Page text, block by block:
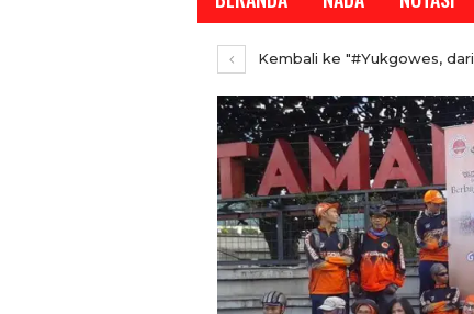
Kembali ke "#Yukgowes,
REPORTASE